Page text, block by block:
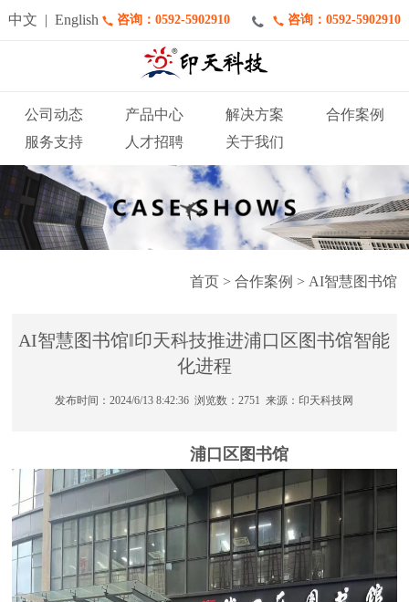
中文 | English 咨询：0592-5902910
咨询：0592-5902910
公司动态 产品中心 解决方案
合作案例
服务支持
人才招聘 关于我们
首页> 合作案例 > AI智慧图书馆
AI智慧图书馆‖印天科技推进浦口区图书馆智能
化进程
发布时间：2024/6/13 8:42:36 浏览数：2751 来源：印天科技网
浦口区图书馆